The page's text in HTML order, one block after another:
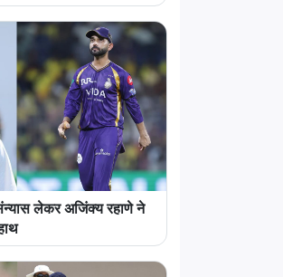
लेकर अजिंक्य रहाणे ने